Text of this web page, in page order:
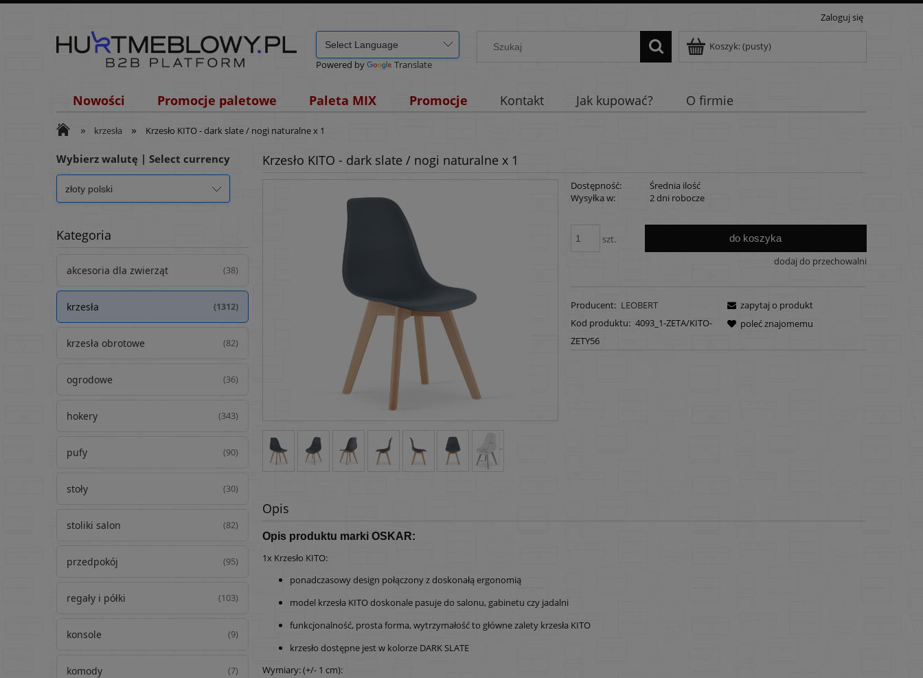
Zaloguj się
Powered by Translate
Koszyk:(pusty)
Nowości Promocje paletowe Paleta MIX Promocje Kontakt Jak kupować? O firmie
» krzesła » Krzesło KITO - dark slate / nogi naturalne x 1
Wybierz walutę | Select currency
Kategoria
akcesoria dla zwierząt (38)
krzesła (1312)
krzesła obrotowe (82)
ogrodowe (36)
hokery (343)
pufy (90)
stoły (30)
stoliki salon (82)
przedpokój (95)
regały i półki (103)
konsole (9)
komody (7)
Krzesło KITO - dark slate / nogi naturalne x 1
Dostępność:
Średnia ilość
Wysyłka w:
2 dni robocze
szt. do koszyka
dodaj do przechowalni
Producent: LEOBERT
Kod produktu: 4093_1-ZETA/KITO-
ZETY56
zapytaj o produkt
poleć znajomemu
Opis
Opis produktu marki OSKAR:
1x Krzesło KITO:
ponadczasowy design połączony z doskonałą ergonomią
model krzesła KITO doskonale pasuje do salonu, gabinetu czy jadalni
funkcjonalność, prosta forma, wytrzymałość to główne zalety krzesła KITO
krzesło dostępne jest w kolorze DARK SLATE
Wymiary: (+/- 1 cm):